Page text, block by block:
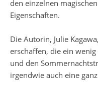
den einzelnen
Eigenschaften.
Die Autorin, Julie
erschaffen, die ein
und den
irgendwie auch eine